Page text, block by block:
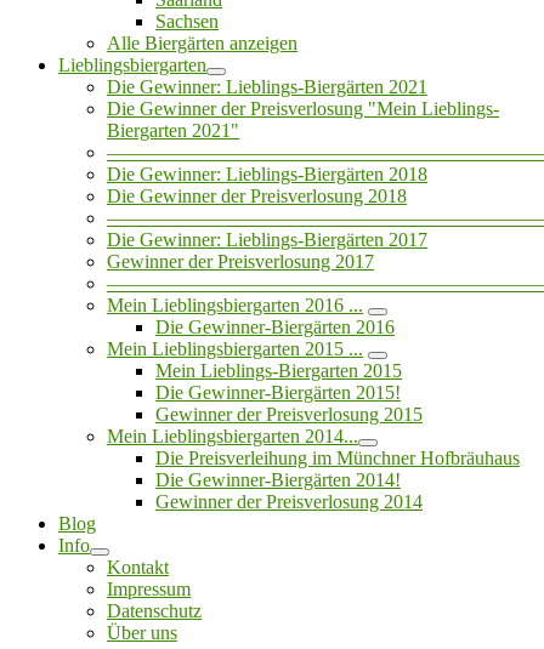
Sachsen
Alle Biergärten anzeigen
Lieblingsbiergarten
Die Gewinner: Lieblings-Biergärten 2021
Die Gewinner der Preisverlosung "Mein Lieblings-
Biergarten 2021"
Die Gewinner: Lieblings-Biergärten 2018
Die Gewinner der Preisverlosung 2018
Die Gewinner: Lieblings-Biergärten 2017
Gewinner der Preisverlosung 2017
Mein Lieblingsbiergarten 2016 ...
Die Gewinner-Biergärten 2016
Mein Lieblingsbiergarten 2015 ...
Mein Lieblings-Biergarten 2015
Die Gewinner-Biergärten 2015!
Gewinner der Preisverlosung 2015
Mein Lieblingsbiergarten 2014...
Die Preisverleihung im Münchner Hofbräuhaus
Die Gewinner-Biergärten 2014!
Gewinner der Preisverlosung 2014
Blog
Info
Kontakt
Impressum
Datenschutz
Über uns